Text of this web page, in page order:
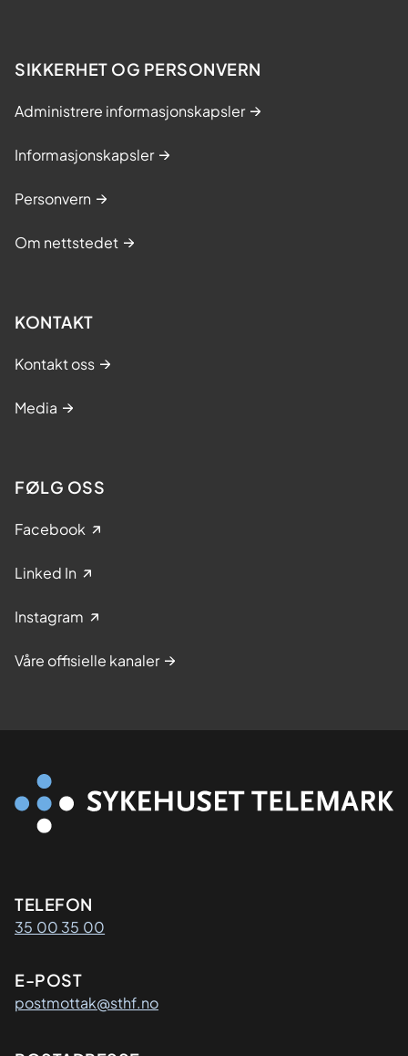
SIKKERHET OG PERSONVERN
Administrere informasjonskapsler
Informasjonskapsler
Personvern
Om nettstedet
KONTAKT
Kontakt oss
Media
FØLG OSS
Facebook
Linked In
Instagram
Våre offisielle kanaler
Kontaktinformasjon
TELEFON
35 00 35 00
E-POST
postmottak@sthf.no